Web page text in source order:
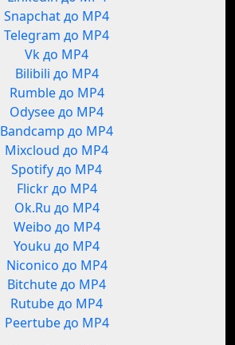
Snapchat до MP4
Telegram до MP4
Vk до MP4
Bilibili до MP4
Rumble до MP4
Odysee до MP4
Bandcamp до MP4
Mixcloud до MP4
Spotify до MP4
Flickr до MP4
Ok.Ru до MP4
Weibo до MP4
Youku до MP4
Niconico до MP4
Bitchute до MP4
Rutube до MP4
Peertube до MP4